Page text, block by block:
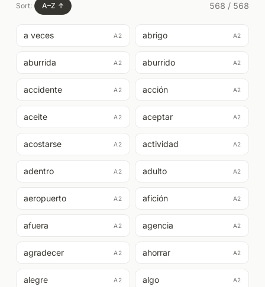
Sort: A–Z ↑ 568 / 568
a veces A2 abrigo A2
aburrida A2 aburrido A2
accidente A2 acción A2
aceite A2 aceptar A2
acostarse A2 actividad A2
adentro A2 adulto A2
aeropuerto A2 afición A2
afuera A2 agencia A2
agradecer A2 ahorrar A2
alegre A2 algo A2